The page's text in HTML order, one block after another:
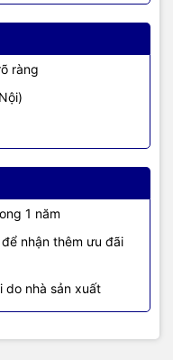
ràng
1 năm
nhận thêm ưu đãi
do nhà sản xuất
100% dải
về màu sắc" trong mọi
giảm
vượt trội
loại bỏ tối đa ánh